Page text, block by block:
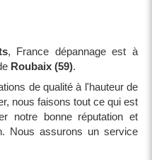
, France dépannage est à
Roubaix (59).
de qualité à l'hauteur de
nous faisons tout ce qui est
notre bonne réputation et
Nous assurons un service